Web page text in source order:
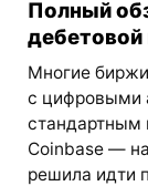
Полный
дебетовой
Многие
с цифровыми
стандартным
Coinbase —
решила идти